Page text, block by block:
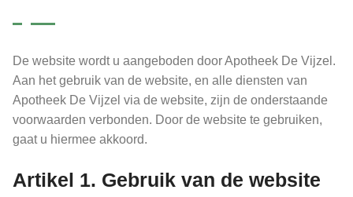
De website wordt u aangeboden door Apotheek De Vijzel.
Aan het gebruik van de website, en alle diensten van
Apotheek De Vijzel via de website, zijn de onderstaande
voorwaarden verbonden. Door de website te gebruiken,
gaat u hiermee akkoord.
Artikel 1. Gebruik van de website